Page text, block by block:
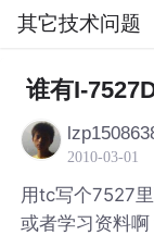
其它技术问题
社区 其它技
谁有I-
2010-03-01
用tc写个7527
或者学习资料啊